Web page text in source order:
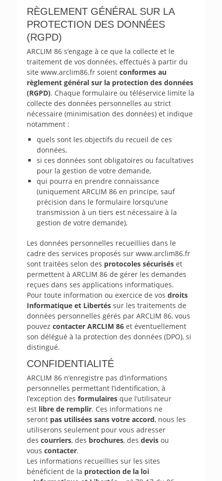
RÈGLEMENT GÉNÉRAL SUR LA
PROTECTION DES DONNÉES
(RGPD)
ARCLIM 86 s’engage à ce que la collecte et le
traitement de vos données, effectués à partir du
site www.arclim86.fr soient conformes au
règlement général sur la protection des données
(RGPD). Chaque formulaire ou téléservice limite la
collecte des données personnelles au strict
nécessaire (minimisation des données) et indique
notamment :
quels sont les objectifs du recueil de ces
données,
si ces données sont obligatoires ou facultatives
pour la gestion de votre demande,
qui pourra en prendre connaissance
(uniquement ARCLIM 86 en principe, sauf
précision dans le formulaire lorsqu’une
transmission à un tiers est nécessaire à la
gestion de votre demande),
Les données personnelles recueillies dans le
cadre des services proposés sur www.arclim86.fr
sont traitées selon des protocoles sécurisés et
permettent à ARCLIM 86 de gérer les demandes
reçues dans ses applications informatiques.
Pour toute information ou exercice de vos droits
Informatique et Libertés sur les traitements de
données personnelles gérés par ARCLIM 86, vous
pouvez contacter ARCLIM 86 et éventuellement
son délégué à la protection des données (DPO), si
distingué.
CONFIDENTIALITÉ
ARCLIM 86 n’enregistre pas d’informations
personnelles permettant l’identification, à
l’exception des formulaires que l’utilisateur
est libre de remplir. Ces informations ne
seront pas utilisées sans votre accord, nous les
utiliserons seulement pour vous adresser
des courriers, des brochures, des devis ou
vous contacter.
Les informations recueillies sur les sites
bénéficient de la protection de la loi